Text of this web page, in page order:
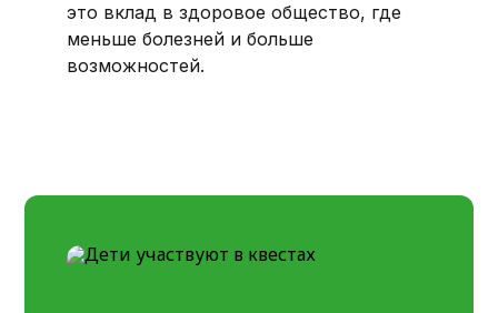
это вклад в здоровое общество, где
меньше болезней и больше
возможностей.